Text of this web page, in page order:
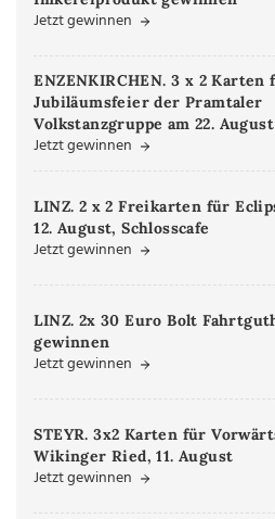
Jetzt gewinnen
ENZENKIRCHEN. 3 x 2 Karten
Jubiläumsfeier der Pramtaler
Volkstanzgruppe am 22. August
Jetzt gewinnen
LINZ. 2 x 2 Freikarten für
12. August, Schlosscafe
Jetzt gewinnen
LINZ. 2x 30 Euro Bolt
gewinnen
Jetzt gewinnen
STEYR. 3x2 Karten für
Wikinger Ried, 11. August
Jetzt gewinnen